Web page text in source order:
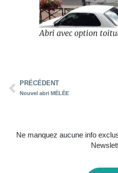
Abri avec option
PRÉCÉDENT
Nouvel abri MÉLÉE
Ne manquez aucune info